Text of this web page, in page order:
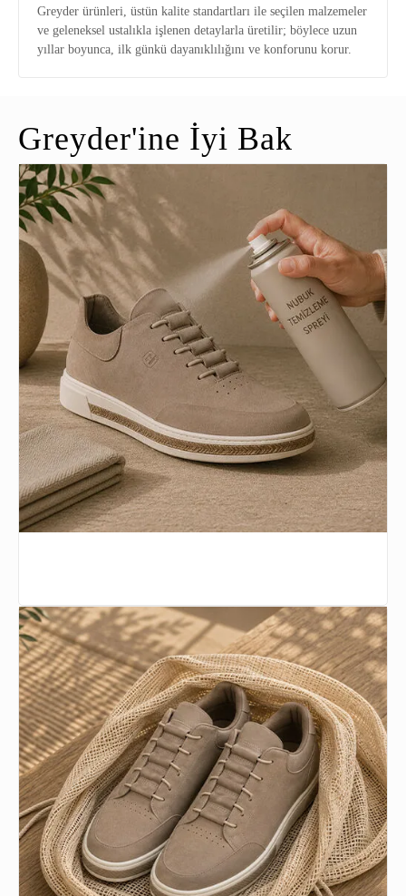
Greyder ürünleri, üstün kalite standartları ile seçilen malzemeler
ve geleneksel ustalıkla işlenen detaylarla üretilir; böylece uzun
yıllar boyunca, ilk günkü dayanıklılığını ve konforunu korur.
Greyder'ine İyi Bak